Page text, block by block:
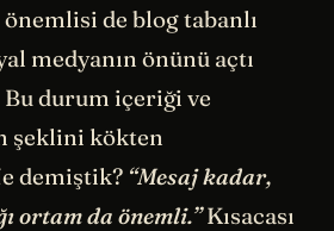
de blog tabanlı
medyanın önünü açtı
Bu durum içeriği ve
şeklini kökten
demiştik? “Mesaj kadar,
ortam da önemli.”Kısacası